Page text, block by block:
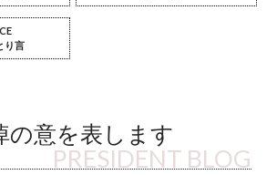
り言
の意を表します
PRESIDENT BLOG